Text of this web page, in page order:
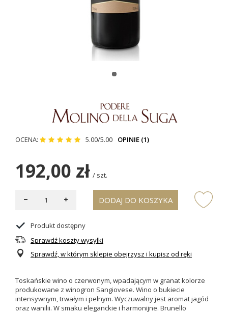
OCENA: 5.00/5.00 OPINIE (1)
192,00 zł / szt.
DODAJ DO KOSZYKA
Produkt dostępny
Sprawdź koszty wysyłki
Sprawdź, w którym sklepie obejrzysz i kupisz od ręki
Toskańskie wino o czerwonym, wpadającym w granat kolorze
produkowane z winogron Sangiovese. Wino o bukiecie
intensywnym, trwałym i pełnym. Wyczuwalny jest aromat jagód
oraz wanilii. W smaku eleganckie i harmonijne. Brunello